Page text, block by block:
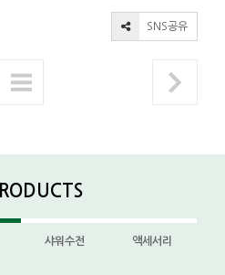
SNS공유
샤워수전 액세서리